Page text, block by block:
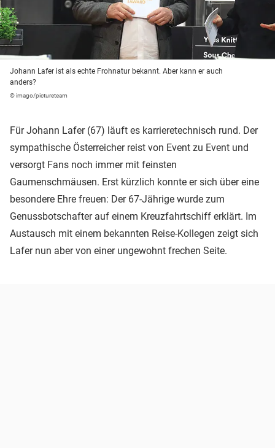
Johann Lafer ist als echte Frohnatur bekannt. Aber kann er auch
anders?
© imago/pictureteam
Für Johann Lafer (67) läuft es karrieretechnisch rund. Der
sympathische Österreicher reist von Event zu Event und
versorgt Fans noch immer mit feinsten
Gaumenschmäusen. Erst kürzlich konnte er sich über eine
besondere Ehre freuen: Der 67-Jährige wurde zum
Genussbotschafter auf einem Kreuzfahrtschiff erklärt. Im
Austausch mit einem bekannten Reise-Kollegen zeigt sich
Lafer nun aber von einer ungewohnt frechen Seite.